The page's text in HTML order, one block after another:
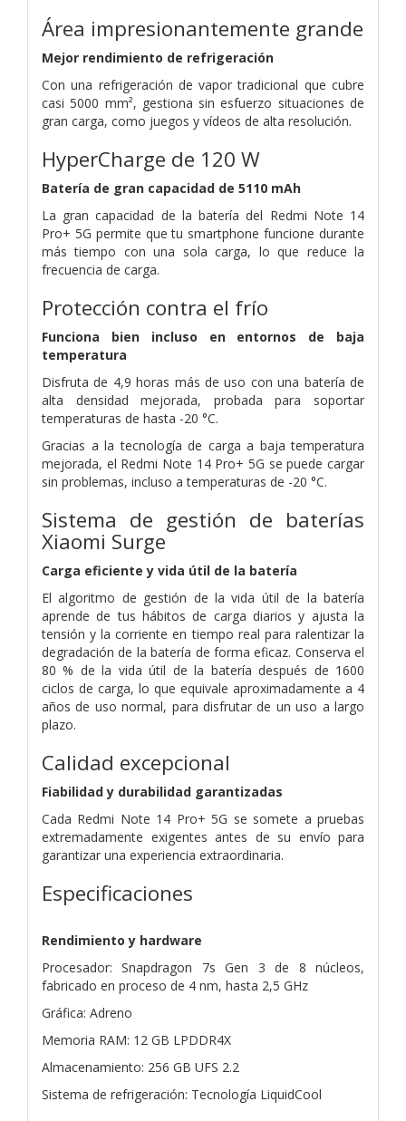
Área impresionantemente grande
Mejor rendimiento de refrigeración
Con una refrigeración de vapor tradicional que cubre
casi 5000 mm², gestiona sin esfuerzo situaciones de
gran carga, como juegos y vídeos de alta resolución.
HyperCharge de 120 W
Batería de gran capacidad de 5110 mAh
La gran capacidad de la batería del Redmi Note 14
Pro+ 5G permite que tu smartphone funcione durante
más tiempo con una sola carga, lo que reduce la
frecuencia de carga.
Protección contra el frío
Funciona bien incluso en entornos de baja
temperatura
Disfruta de 4,9 horas más de uso con una batería de
alta densidad mejorada, probada para soportar
temperaturas de hasta -20 °C.
Gracias a la tecnología de carga a baja temperatura
mejorada, el Redmi Note 14 Pro+ 5G se puede cargar
sin problemas, incluso a temperaturas de -20 °C.
Sistema de gestión de baterías
Xiaomi Surge
Carga eficiente y vida útil de la batería
El algoritmo de gestión de la vida útil de la batería
aprende de tus hábitos de carga diarios y ajusta la
tensión y la corriente en tiempo real para ralentizar la
degradación de la batería de forma eficaz. Conserva el
80 % de la vida útil de la batería después de 1600
ciclos de carga, lo que equivale aproximadamente a 4
años de uso normal, para disfrutar de un uso a largo
plazo.
Calidad excepcional
Fiabilidad y durabilidad garantizadas
Cada Redmi Note 14 Pro+ 5G se somete a pruebas
extremadamente exigentes antes de su envío para
garantizar una experiencia extraordinaria.
Especificaciones
Rendimiento y hardware
Procesador: Snapdragon 7s Gen 3 de 8 núcleos,
fabricado en proceso de 4 nm, hasta 2,5 GHz
Gráfica: Adreno
Memoria RAM: 12 GB LPDDR4X
Almacenamiento: 256 GB UFS 2.2
Sistema de refrigeración: Tecnología LiquidCool